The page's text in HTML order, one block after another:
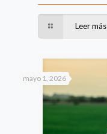
Leer más
mayo 1, 2026